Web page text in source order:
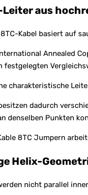
aus
Kabel basiert auf
Annealed
festgelegten
charakteristische
dadurch
denselben Punkten
8TC Jumpern
Helix-
nicht parallel